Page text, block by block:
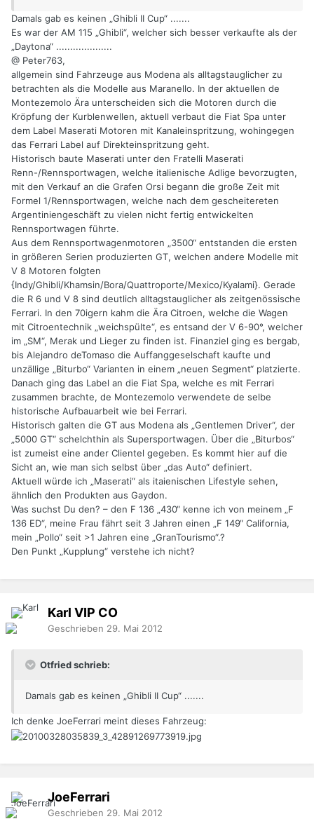
Damals gab es keinen „Ghibli II Cup“ .......
Es war der AM 115 „Ghibli“, welcher sich besser verkaufte als der
„Daytona“ ....................
@ Peter763,
allgemein sind Fahrzeuge aus Modena als alltagstauglicher zu
betrachten als die Modelle aus Maranello. In der aktuellen de
Montezemolo Ära unterscheiden sich die Motoren durch die
Kröpfung der Kurblenwellen, aktuell verbaut die Fiat Spa unter
dem Label Maserati Motoren mit Kanaleinspritzung, wohingegen
das Ferrari Label auf Direkteinspritzung geht.
Historisch baute Maserati unter den Fratelli Maserati
Renn-/Rennsportwagen, welche italienische Adlige bevorzugten,
mit den Verkauf an die Grafen Orsi begann die große Zeit mit
Formel 1/Rennsportwagen, welche nach dem gescheitereten
Argentiniengeschäft zu vielen nicht fertig entwickelten
Rennsportwagen führte.
Aus dem Rennsportwagenmotoren „3500“ entstanden die ersten
in größeren Serien produzierten GT, welchen andere Modelle mit
V 8 Motoren folgten
{Indy/Ghibli/Khamsin/Bora/Quattroporte/Mexico/Kyalami}. Gerade
die R 6 und V 8 sind deutlich alltagstauglicher als zeitgenössische
Ferrari. In den 70igern kahm die Ära Citroen, welche die Wagen
mit Citroentechnik „weichspülte“, es entsand der V 6-90°, welcher
im „SM“, Merak und Lieger zu finden ist. Finanziel ging es bergab,
bis Alejandro deTomaso die Auffanggeselschaft kaufte und
unzällige „Biturbo“ Varianten in einem „neuen Segment“ platzierte.
Danach ging das Label an die Fiat Spa, welche es mit Ferrari
zusammen brachte, de Montezemolo verwendete de selbe
historische Aufbauarbeit wie bei Ferrari.
Historisch galten die GT aus Modena als „Gentlemen Driver“, der
„5000 GT“ schelchthin als Supersportwagen. Über die „Biturbos“
ist zumeist eine ander Clientel gegeben. Es kommt hier auf die
Sicht an, wie man sich selbst über „das Auto“ definiert.
Aktuell würde ich „Maserati“ als itaienischen Lifestyle sehen,
ähnlich den Produkten aus Gaydon.
Was suchst Du den? – den F 136 „430“ kenne ich von meinem „F
136 ED“, meine Frau fährt seit 3 Jahren einen „F 149“ California,
mein „Pollo“ seit >1 Jahren eine „GranTourismo“.?
Den Punkt „Kupplung“ verstehe ich nicht?
Karl VIP CO
Geschrieben 29. Mai 2012
Otfried schrieb:
Damals gab es keinen „Ghibli II Cup“ .......
Ich denke JoeFerrari meint dieses Fahrzeug:
JoeFerrari
Geschrieben 29. Mai 2012